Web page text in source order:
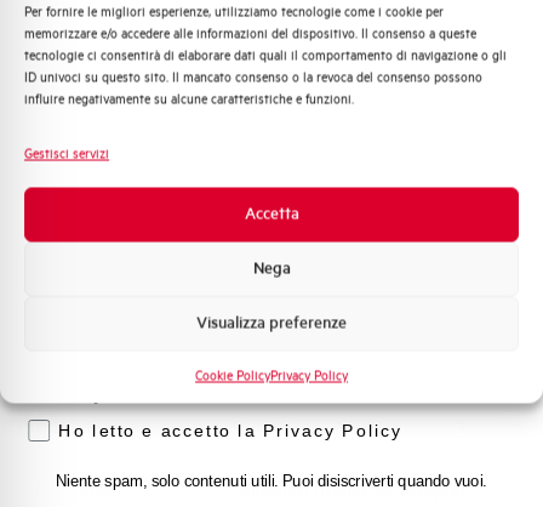
Per fornire le migliori esperienze, utilizziamo tecnologie come i cookie per
memorizzare e/o accedere alle informazioni del dispositivo. Il consenso a queste
tecnologie ci consentirà di elaborare dati quali il comportamento di navigazione o gli
ID univoci su questo sito. Il mancato consenso o la revoca del consenso possono
influire negativamente su alcune caratteristiche e funzioni.
Gestisci servizi
Accetta
Nega
Visualizza preferenze
Cookie PolicyPrivacy Policy
Capacità dei terminali 1…35 mm²
Adatto al sezionamento
Temperatura di stoccaggio -55/+55 °C
Temperatura di riferimento (°C)
Classe di limitazione
Montaggio qualsiasi (tranne sottosopra)
Quali argomenti ti interessano di più?
Distribuzione di Energia
Automazione Industriale
Sistema Quadri
Promozioni e offerte
Formazione tecnica
Voglio ricevere aggiornamenti, novità di
Ho letto e accetto la Privacy Policy
Niente spam, solo contenuti utili. Puoi disiscriverti quando vuoi.